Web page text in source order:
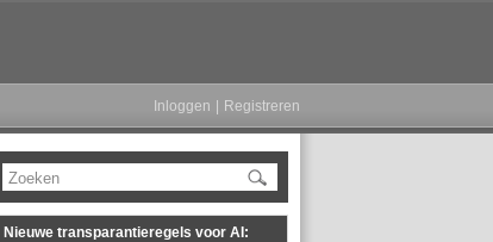
Inloggen Registreren
Zoeken
Nieuwe transparantieregels voor AI: